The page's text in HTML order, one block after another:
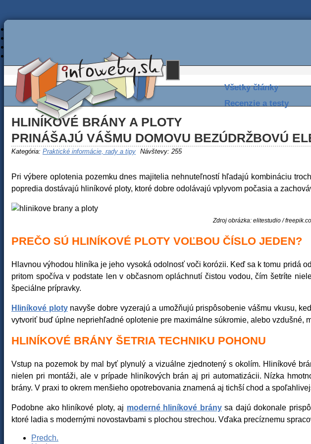
Všetky články
Recenzie a testy
HLINÍKOVÉ BRÁNY A PLOTY
PRINÁŠAJÚ VÁŠMU DOMOVU BEZÚDRŽBOVÚ
Kategória: Praktické informácie, rady a tipy Návštevy: 255
Pri výbere oplotenia pozemku dnes majitelia nehnuteľností hľadajú kombináciu
popredia dostávajú hliníkové ploty, ktoré dobre odolávajú vplyvom počasia a
Zdroj obrázka: elitestudio /
PREČO SÚ HLINÍKOVÉ PLOTY VOĽBOU ČÍSLO JEDEN?
Hlavnou výhodou hliníka je jeho vysoká odolnosť voči korózii. Keď sa k tomu pridá
pritom spočíva v podstate len v občasnom opláchnutí čistou vodou, čím šetríte
špeciálne prípravky.
Hliníkové plotynavyše dobre vyzerajú a umožňujú prispôsobenie vášmu vkusu,
vytvoriť buď úplne nepriehľadné oplotenie pre maximálne súkromie, alebo vzdušné,
HLINÍKOVÉ BRÁNY ŠETRIA TECHNIKU POHONU
Vstup na pozemok by mal byť plynulý a vizuálne zjednotený s okolím. Hliníkové
nielen pri montáži, ale v prípade hliníkových brán aj pri automatizácii. Nízka
brány. V praxi to okrem menšieho opotrebovania znamená aj tichší chod a
Podobne ako hliníkové ploty, aj moderné hliníkové bránysa dajú dokonale
ktoré ladia s modernými novostavbami s plochou strechou. Vďaka precíznemu
Predch.